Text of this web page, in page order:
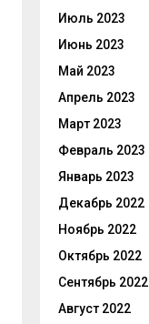
Июль 2023
Июнь 2023
Май 2023
Апрель 2023
Март 2023
Февраль 2023
Январь 2023
Декабрь 2022
Ноябрь 2022
Октябрь 2022
Сентябрь 2022
Август 2022